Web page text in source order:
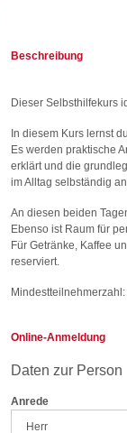
Beschreibung
Dieser Selbsthilfekurs
In diesem Kurs lernst
Es werden praktische
erklärt und die
im Alltag selbständig
An diesen beiden
Ebenso ist Raum für
Für Getränke, Kaffee
reserviert.
Online-Anmeldung
Daten zur Person
Anrede